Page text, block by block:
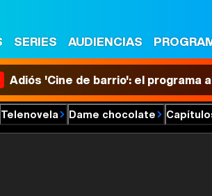
SERIES AUDIENCIAS
Adiós 'Cine de barrio': el programa
Telenovela Dame chocolate